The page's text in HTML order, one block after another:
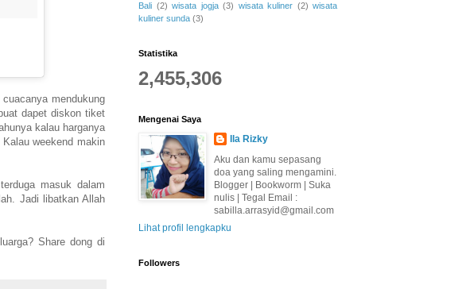
mendukung
dapet diskon tiket
kalau harganya
weekend makin
masuk dalam
Jadi libatkan Allah
Share dong di
Bali (2) wisata jogja (3) wisata kuliner (2) wisata
kuliner sunda (3)
Statistika
2,455,306
Mengenai Saya
Ila Rizky
Aku dan kamu sepasang
doa yang saling mengamini.
Blogger | Bookworm | Suka
nulis | Tegal Email :
sabilla.arrasyid@gmail.com
Lihat profil lengkapku
Followers